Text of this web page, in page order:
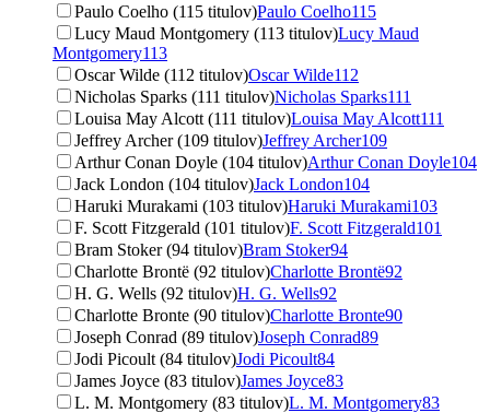
Paulo Coelho (115 titulov)Paulo Coelho115
Lucy Maud Montgomery (113 titulov)Lucy Maud
Montgomery113
Oscar Wilde (112 titulov)Oscar Wilde112
Nicholas Sparks (111 titulov)Nicholas Sparks111
Louisa May Alcott (111 titulov)Louisa May Alcott111
Jeffrey Archer (109 titulov)Jeffrey Archer109
Arthur Conan Doyle (104 titulov)Arthur Conan Doyle104
Jack London (104 titulov)Jack London104
Haruki Murakami (103 titulov)Haruki Murakami103
F. Scott Fitzgerald (101 titulov)F. Scott Fitzgerald101
Bram Stoker (94 titulov)Bram Stoker94
Charlotte Brontë (92 titulov)Charlotte Brontë92
H. G. Wells (92 titulov)H. G. Wells92
Charlotte Bronte (90 titulov)Charlotte Bronte90
Joseph Conrad (89 titulov)Joseph Conrad89
Jodi Picoult (84 titulov)Jodi Picoult84
James Joyce (83 titulov)James Joyce83
L. M. Montgomery (83 titulov)L. M. Montgomery83